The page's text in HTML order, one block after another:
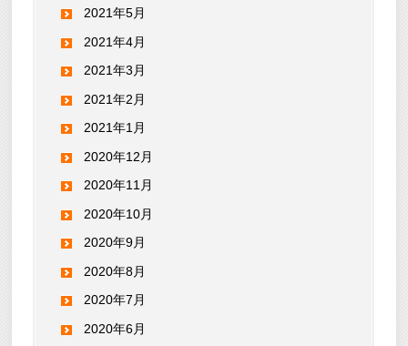
2021年5月
2021年4月
2021年3月
2021年2月
2021年1月
2020年12月
2020年11月
2020年10月
2020年9月
2020年8月
2020年7月
2020年6月